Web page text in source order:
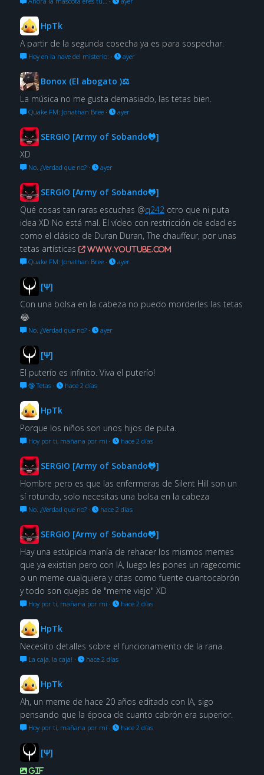
HpTk
A partir de la segunda cosecha ya es para sospechar.
Hoy en la nave del misterio: · ayer
Bonox (El abogato )⚖
La música no me gusta demasiado, las tetas bien.
Quake FM: Jonathan Bree· ayer
SERGIO [Army of Sobando🐸]
XD
No. ¿Verdad que no?· ayer
SERGIO [Army of Sobando🐸]
Qué cosas tan raras escuchas @q242 otro que ni puta
idea XD No está mal. El vídeo con restricción de edad es
como el clásico de Duran Duran, The chauffeur, por unas
tetas artísticas
www.youtube.com
Quake FM: Jonathan Bree· ayer
[Ψ]
Con una bolsa en la cabeza no puedo morderles las tetas
😂
No. ¿Verdad que no?· ayer
[Ψ]
El puterío es infinito. Viva el puterío!
🔞 Tetas· hace 2 días
HpTk
Porque los niños son unos hijos de puta.
Hoy por ti, mañana por mí· hace 2 días
SERGIO [Army of Sobando🐸]
Hombre pero es que las enfermeras de Silent Hill son un
sí rotundo, solo necesitas una bolsa en la cabeza
No. ¿Verdad que no?· hace 2 días
SERGIO [Army of Sobando🐸]
Hay una estúpida manía de rehacer los mismos memes
que ya existian pero con IA, luego les pones un ragecomic
o un meme cualquiera y citas como fuente cuantocabrón
y todo son quejas de "meme viejo" XD
Hoy por ti, mañana por mí· hace 2 días
HpTk
Necesito detalles sobre el funcionamiento de la rana.
La caja, la caja! · hace 2 días
HpTk
Ah, un meme de hace 20 años editado con IA, sigo
pensando que la época de cuanto cabrón era superior.
Hoy por ti, mañana por mí· hace 2 días
[Ψ]
GIF